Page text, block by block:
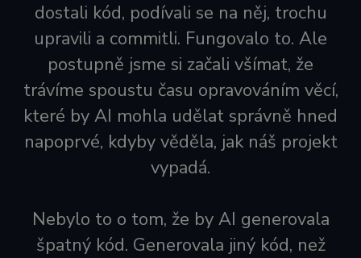
dostali kód, podívali se na něj, trochu
upravili a commitli. Fungovalo to. Ale
postupně jsme si začali všímat, že
trávíme spoustu času opravováním věcí,
které by AI mohla udělat správně hned
napoprvé, kdyby věděla, jak náš projekt
vypadá.
Nebylo to o tom, že by AI generovala
špatný kód. Generovala jiný kód, než